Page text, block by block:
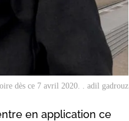
dès ce 7 avril 2020. . adil gadrouz
en application ce